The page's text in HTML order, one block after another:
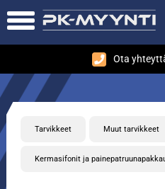
Ota
Tarvikkeet Muut tarvikkeet
Kermasifonit ja